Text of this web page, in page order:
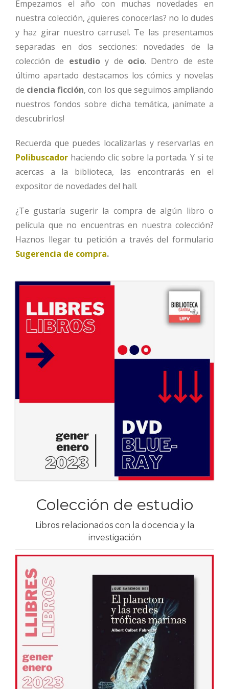
Empezamos el año con muchas novedades en
nuestra colección, ¿quieres conocerlas? no lo dudes
y haz girar nuestro carrusel. Te las presentamos
separadas en dos secciones: novedades de la
colección de estudioy de ocio. Dentro de este
último apartado destacamos los cómics y novelas
de ciencia ficción, con los que seguimos ampliando
nuestros fondos sobre dicha temática, ¡anímate a
descubrirlos!
Recuerda que puedes localizarlas y reservarlas en
Polibuscador haciendo clic sobre la portada. Y si te
acercas a la biblioteca, las encontrarás en el
expositor de novedades del hall.
¿Te gustaría sugerir la compra de algún libro o
película que no encuentras en nuestra colección?
Haznos llegar tu petición a través del formulario
Sugerencia de compra.
Colección de estudio
Libros relacionados con la docencia y la
investigación